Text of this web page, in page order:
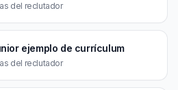
del reclutador
ejemplo de currículum
del reclutador